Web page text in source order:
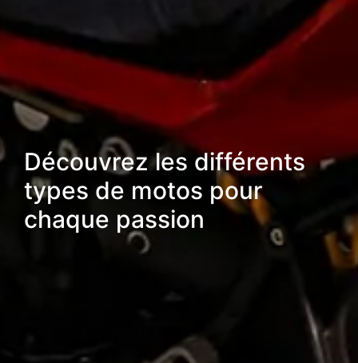
Découvrez les différents
types de motos pour
chaque passion